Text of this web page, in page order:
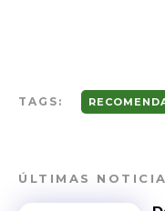
TAGS:
ÚLTIMAS